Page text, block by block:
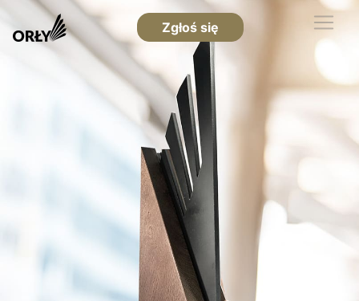
Zgłoś się